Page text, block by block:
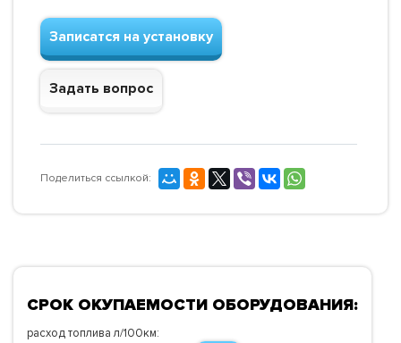
Записатся на установку
Задать вопрос
Поделиться ссылкой:
СРОК ОКУПАЕМОСТИ ОБОРУДОВАНИЯ:
расход топлива л/100км: